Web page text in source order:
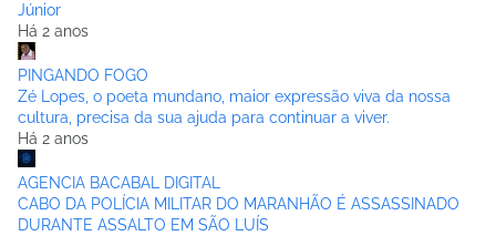
Júnior
Há 2 anos
PINGANDO FOGO
Zé Lopes, o poeta mundano, maior expressão viva da nossa
cultura, precisa da sua ajuda para continuar a viver.
Há 2 anos
AGENCIA BACABAL DIGITAL
CABO DA POLÍCIA MILITAR DO MARANHÃO É ASSASSINADO
DURANTE ASSALTO EM SÃO LUÍS